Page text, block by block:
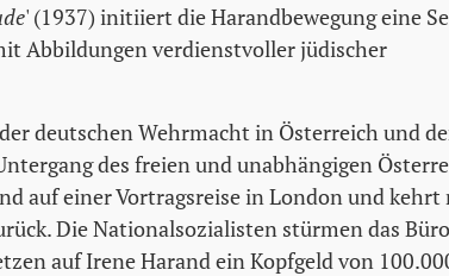
' (1937) initiiert die Harandbewegung eine
Abbildungen verdienstvoller jüdischer
deutschen Wehrmacht in Österreich und
des freien und unabhängigen
auf einer Vortragsreise in London und kehrt
Die Nationalsozialisten stürmen das
auf Irene Harand ein Kopfgeld von